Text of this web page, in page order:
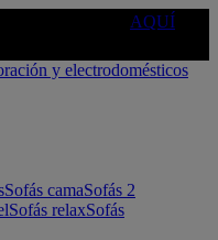
AQUÍ
Sofás camaSofás 2
Sofás relaxSofás